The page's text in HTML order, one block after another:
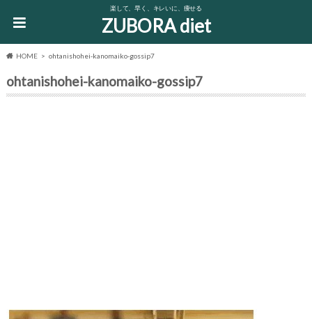
楽して、早く、キレいに、痩せる
ZUBORA diet
HOME ohtanishohei-kanomaiko-gossip7
ohtanishohei-kanomaiko-gossip7